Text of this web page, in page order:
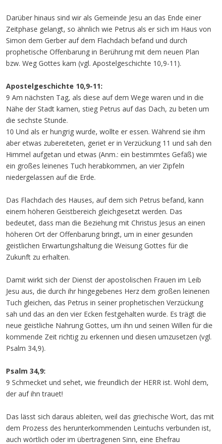
Darüber hinaus sind wir als Gemeinde Jesu an das Ende einer
Zeitphase gelangt, so ähnlich wie Petrus als er sich im Haus von
Simon dem Gerber auf dem Flachdach befand und durch
prophetische Offenbarung in Berührung mit dem neuen Plan
bzw. Weg Gottes kam (vgl. Apostelgeschichte 10,9-11).
Apostelgeschichte 10,9-11:
9 Am nächsten Tag, als diese auf dem Wege waren und in die
Nähe der Stadt kamen, stieg Petrus auf das Dach, zu beten um
die sechste Stunde.
10 Und als er hungrig wurde, wollte er essen. Während sie ihm
aber etwas zubereiteten, geriet er in Verzückung 11 und sah den
Himmel aufgetan und etwas (Anm.: ein bestimmtes Gefäß) wie
ein großes leinenes Tuch herabkommen, an vier Zipfeln
niedergelassen auf die Erde.
Das Flachdach des Hauses, auf dem sich Petrus befand, kann
einem höheren Geistbereich gleichgesetzt werden. Das
bedeutet, dass man die Beziehung mit Christus Jesus an einen
höheren Ort der Offenbarung bringt, um in einer gesunden
geistlichen Erwartungshaltung die Weisung Gottes für die
Zukunft zu erhalten.
Damit wirkt sich der Dienst der apostolischen Frauen im Leib
Jesu aus, die durch ihr hingegebenes Herz dem großen leinenen
Tuch gleichen, das Petrus in seiner prophetischen Verzückung
sah und das an den vier Ecken festgehalten wurde. Es trägt die
neue geistliche Nahrung Gottes, um ihn und seinen Willen für die
kommende Zeit richtig zu erkennen und diesen umzusetzen (vgl.
Psalm 34,9).
Psalm 34,9:
9 Schmecket und sehet, wie freundlich der HERR ist. Wohl dem,
der auf ihn trauet!
Das lässt sich daraus ableiten, weil das griechische Wort, das mit
dem Prozess des herunterkommenden Leintuchs verbunden ist,
auch wörtlich oder im übertragenen Sinn, eine Ehefrau